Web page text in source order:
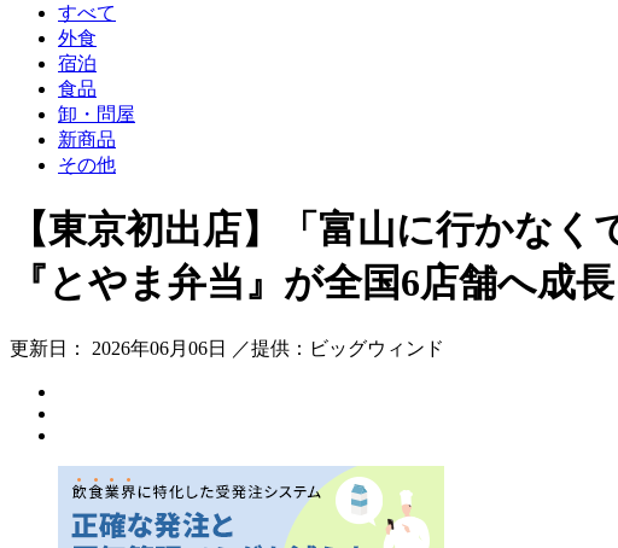
すべて
外食
宿泊
食品
卸・問屋
新商品
その他
【東京初出店】「富山に行かな
『とやま弁当』が全国6店舗へ成
更新日： 2026年06月06日 ／提供：ビッグウィンド